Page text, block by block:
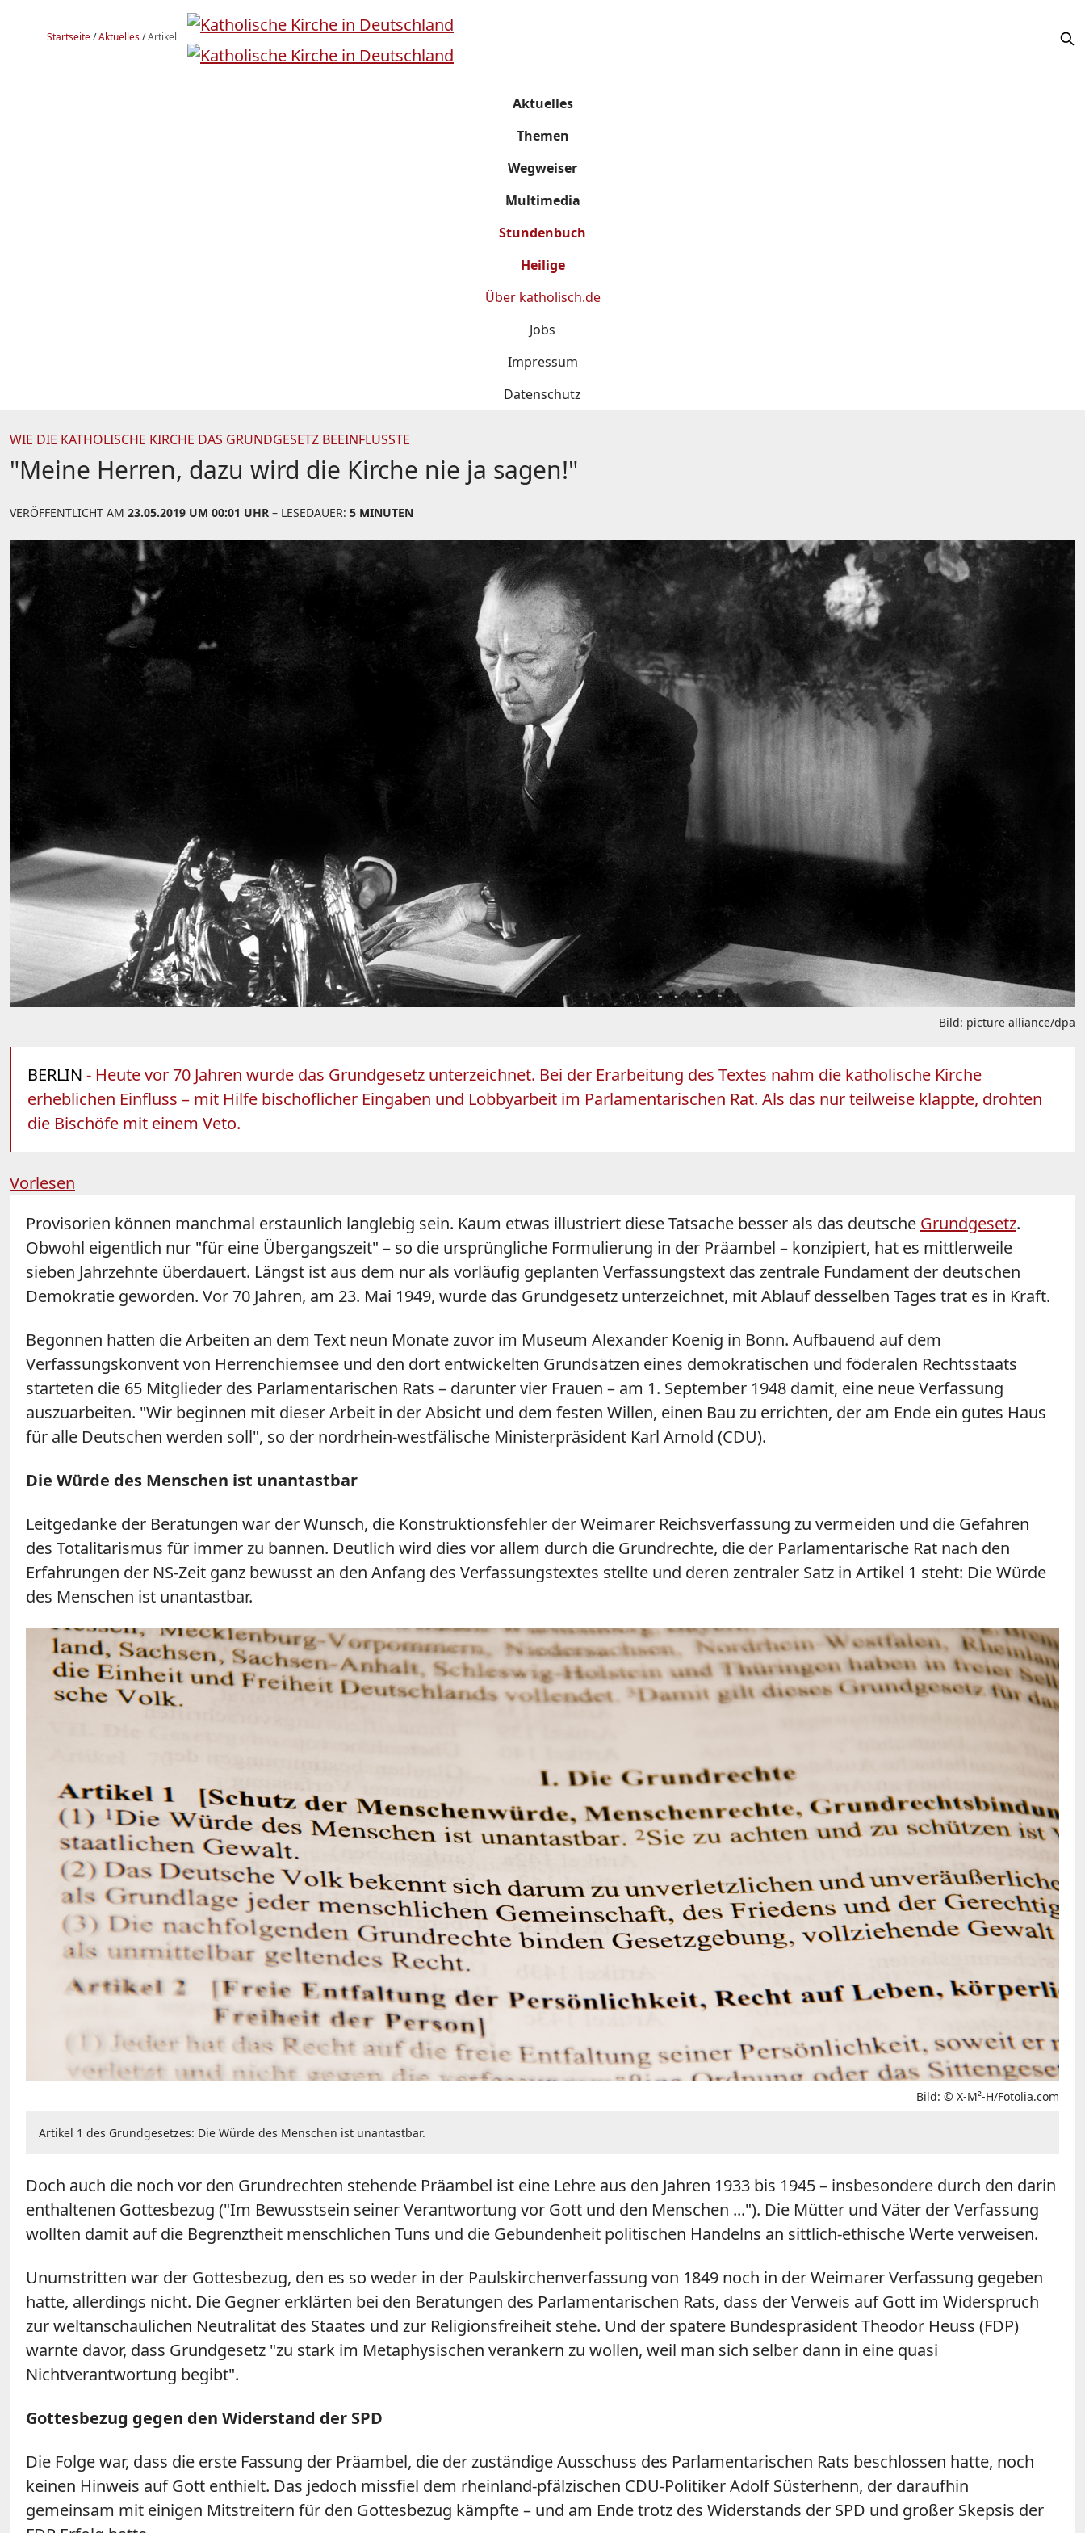
Startseite/Aktuelles/Artikel
Aktuelles
Themen
Wegweiser
Multimedia
Stundenbuch
Heilige
Über katholisch.de
Jobs
Impressum
Datenschutz
WIE DIE KATHOLISCHE KIRCHE DAS GRUNDGESETZ BEEINFLUSSTE
"Meine Herren, dazu wird die Kirche nie ja sagen!"
VERÖFFENTLICHT AM 23.05.2019 UM 00:01 UHR – LESEDAUER: 5 MINUTEN
Bild: picture alliance/dpa
BERLIN - Heute vor 70 Jahren wurde das Grundgesetz unterzeichnet. Bei der Erarbeitung des Textes nahm die katholische Kirche
erheblichen Einfluss – mit Hilfe bischöflicher Eingaben und Lobbyarbeit im Parlamentarischen Rat. Als das nur teilweise klappte, drohten
die Bischöfe mit einem Veto.
Vorlesen
Provisorien können manchmal erstaunlich langlebig sein. Kaum etwas illustriert diese Tatsache besser als das deutsche Grundgesetz.
Obwohl eigentlich nur "für eine Übergangszeit" – so die ursprüngliche Formulierung in der Präambel – konzipiert, hat es mittlerweile
sieben Jahrzehnte überdauert. Längst ist aus dem nur als vorläufig geplanten Verfassungstext das zentrale Fundament der deutschen
Demokratie geworden. Vor 70 Jahren, am 23. Mai 1949, wurde das Grundgesetz unterzeichnet, mit Ablauf desselben Tages trat es in Kraft.
Begonnen hatten die Arbeiten an dem Text neun Monate zuvor im Museum Alexander Koenig in Bonn. Aufbauend auf dem
Verfassungskonvent von Herrenchiemsee und den dort entwickelten Grundsätzen eines demokratischen und föderalen Rechtsstaats
starteten die 65 Mitglieder des Parlamentarischen Rats – darunter vier Frauen – am 1. September 1948 damit, eine neue Verfassung
auszuarbeiten. "Wir beginnen mit dieser Arbeit in der Absicht und dem festen Willen, einen Bau zu errichten, der am Ende ein gutes Haus
für alle Deutschen werden soll", so der nordrhein-westfälische Ministerpräsident Karl Arnold (CDU).
Die Würde des Menschen ist unantastbar
Leitgedanke der Beratungen war der Wunsch, die Konstruktionsfehler der Weimarer Reichsverfassung zu vermeiden und die Gefahren
des Totalitarismus für immer zu bannen. Deutlich wird dies vor allem durch die Grundrechte, die der Parlamentarische Rat nach den
Erfahrungen der NS-Zeit ganz bewusst an den Anfang des Verfassungstextes stellte und deren zentraler Satz in Artikel 1 steht: Die Würde
des Menschen ist unantastbar.
Bild: © X-M²-H/Fotolia.com
Artikel 1 des Grundgesetzes: Die Würde des Menschen ist unantastbar.
Doch auch die noch vor den Grundrechten stehende Präambel ist eine Lehre aus den Jahren 1933 bis 1945 – insbesondere durch den darin
enthaltenen Gottesbezug ("Im Bewusstsein seiner Verantwortung vor Gott und den Menschen ..."). Die Mütter und Väter der Verfassung
wollten damit auf die Begrenztheit menschlichen Tuns und die Gebundenheit politischen Handelns an sittlich-ethische Werte verweisen.
Unumstritten war der Gottesbezug, den es so weder in der Paulskirchenverfassung von 1849 noch in der Weimarer Verfassung gegeben
hatte, allerdings nicht. Die Gegner erklärten bei den Beratungen des Parlamentarischen Rats, dass der Verweis auf Gott im Widerspruch
zur weltanschaulichen Neutralität des Staates und zur Religionsfreiheit stehe. Und der spätere Bundespräsident Theodor Heuss (FDP)
warnte davor, dass Grundgesetz "zu stark im Metaphysischen verankern zu wollen, weil man sich selber dann in eine quasi
Nichtverantwortung begibt".
Gottesbezug gegen den Widerstand der SPD
Die Folge war, dass die erste Fassung der Präambel, die der zuständige Ausschuss des Parlamentarischen Rats beschlossen hatte, noch
keinen Hinweis auf Gott enthielt. Das jedoch missfiel dem rheinland-pfälzischen CDU-Politiker Adolf Süsterhenn, der daraufhin
gemeinsam mit einigen Mitstreitern für den Gottesbezug kämpfte – und am Ende trotz des Widerstands der SPD und großer Skepsis der